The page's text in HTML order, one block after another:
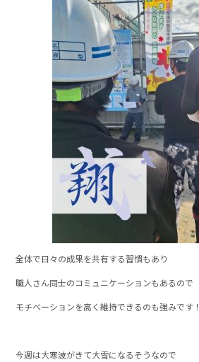
全体で日々の成果を共有する習慣もあり
職人さん同士のコミュニケーションもあるので
モチベーションを高く維持できるのも強みです！
今週は大寒波がきて大雪になるそうなので